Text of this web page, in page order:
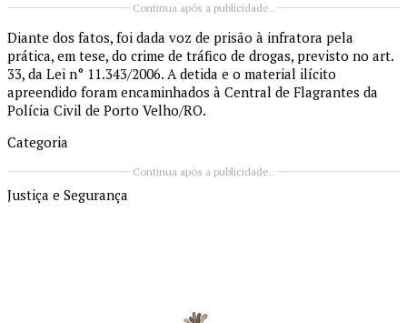
Continua após a publicidade..
Diante dos fatos, foi dada voz de prisão à infratora pela
prática, em tese, do crime de tráfico de drogas, previsto no art.
33, da Lei n° 11.343/2006. A detida e o material ilícito
apreendido foram encaminhados à Central de Flagrantes da
Polícia Civil de Porto Velho/RO.
Categoria
Continua após a publicidade..
Justiça e Segurança